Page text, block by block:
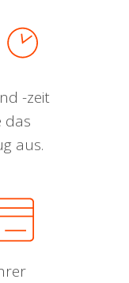
-zeit
das
aus.